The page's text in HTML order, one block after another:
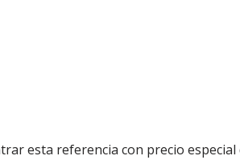
esta referencia con precio